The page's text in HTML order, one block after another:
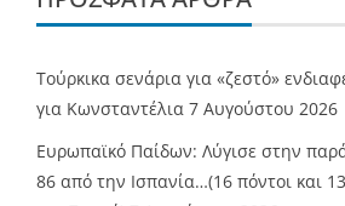
Τούρκικα σενάρια για «ζεστό»
για Κωνσταντέλια 7 Αυγούστου 2026
Ευρωπαϊκό Παίδων: Λύγισε στην
86 από την Ισπανία…(16 πόντοι και